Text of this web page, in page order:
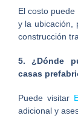
El costo
y la ubicación,
construcción
5. ¿Dónde
casas
Puede visitar
adicional y